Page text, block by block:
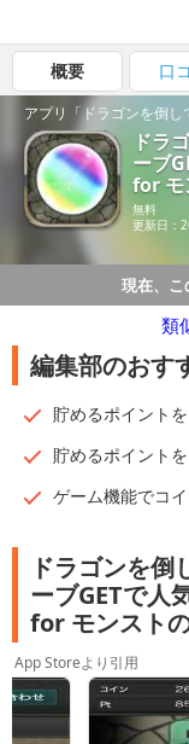
概要 口
ドラ
ーブ
for モ
無料
更新日：
現在、こ
類
編集部のおす
貯めるポイント
貯めるポイント
ゲーム機能でコ
ドラゴンを倒
ーブGETで人
for モンスト
App Storeより引用